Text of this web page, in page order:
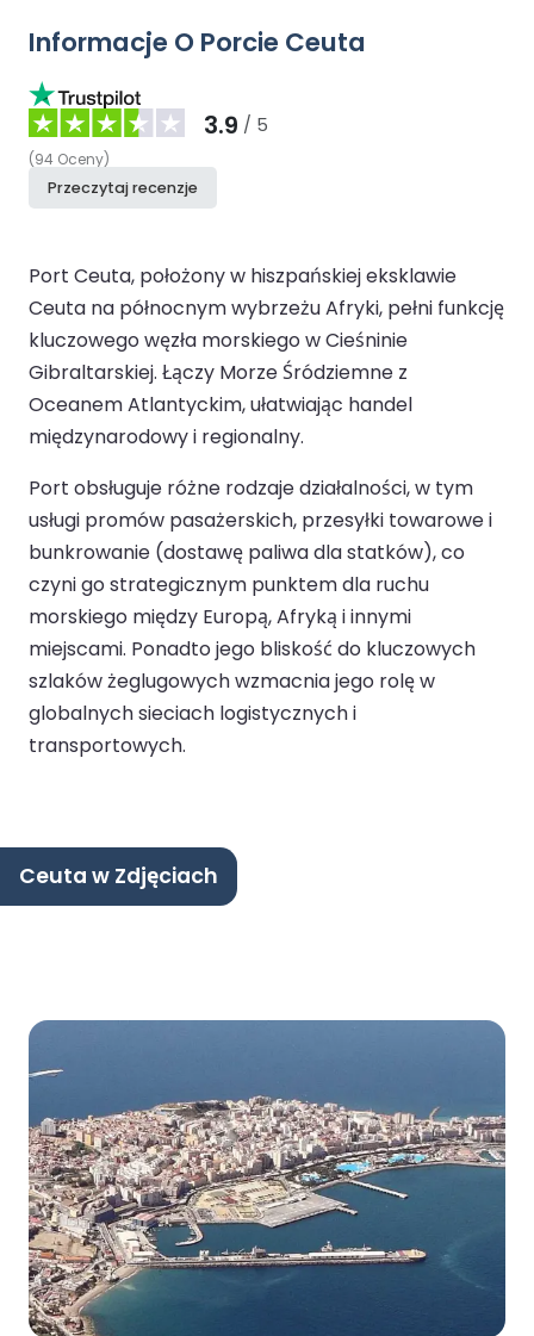
Informacje O Porcie Ceuta
3.9 / 5
(94 Oceny)
Przeczytaj recenzje
Port Ceuta, położony w hiszpańskiej eksklawie
Ceuta na północnym wybrzeżu Afryki, pełni funkcję
kluczowego węzła morskiego w Cieśninie
Gibraltarskiej. Łączy Morze Śródziemne z
Oceanem Atlantyckim, ułatwiając handel
międzynarodowy i regionalny.
Port obsługuje różne rodzaje działalności, w tym
usługi promów pasażerskich, przesyłki towarowe i
bunkrowanie (dostawę paliwa dla statków), co
czyni go strategicznym punktem dla ruchu
morskiego między Europą, Afryką i innymi
miejscami. Ponadto jego bliskość do kluczowych
szlaków żeglugowych wzmacnia jego rolę w
globalnych sieciach logistycznych i
transportowych.
Ceuta w Zdjęciach